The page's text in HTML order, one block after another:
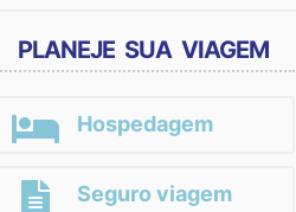
PLANEJE SUA VIAGEM
Hospedagem
Seguro viagem